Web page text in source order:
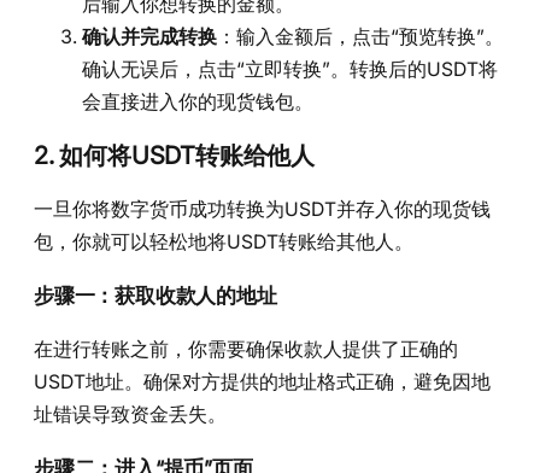
确认并完成转换 ：输入金额后，点击“预览转换”。
确认无误后，点击“立即转换”。转换后的USDT将
会直接进入你的现货钱包。
2.如何将USDT转账给他人
一旦你将数字货币成功转换为USDT并存入你的现货钱
包，你就可以轻松地将USDT转账给其他人。
步骤一：获取收款人的地址
在进行转账之前，你需要确保收款人提供了正确的
USDT地址。确保对方提供的地址格式正确，避免因地
址错误导致资金丢失。